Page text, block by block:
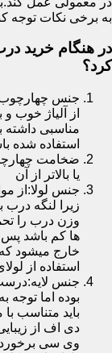
به برخی نکات توجه
در هنگام خرید
کرد؟
جنس چهارچوب
از آلیاژ خوب
استفاده شده
یا بالاتر از آن
جنس لولا:از
زیرا لنگه درب
وزن درب را
ها کم باشد
استفاده از
جنس
بوده اما توجه
باید متناسب
دی اف از
وی سی